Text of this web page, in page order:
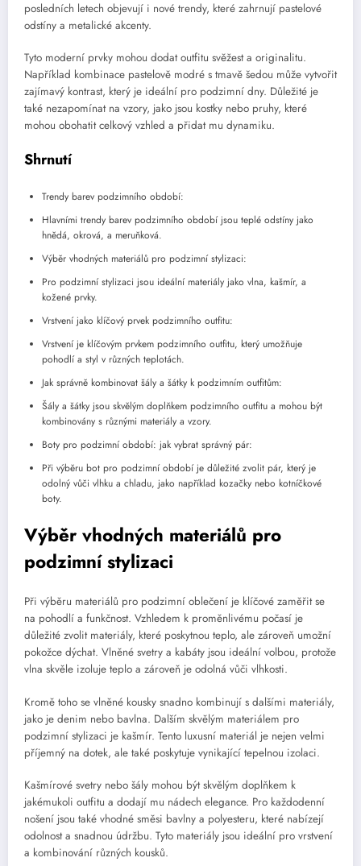
posledních letech objevují i nové trendy, které zahrnují pastelové
odstíny a metalické akcenty.
Tyto moderní prvky mohou dodat outfitu svěžest a originalitu.
Například kombinace pastelově modré s tmavě šedou může vytvořit
zajímavý kontrast, který je ideální pro podzimní dny. Důležité je
také nezapomínat na vzory, jako jsou kostky nebo pruhy, které
mohou obohatit celkový vzhled a přidat mu dynamiku.
Shrnutí
Trendy barev podzimního období:
Hlavními trendy barev podzimního období jsou teplé odstíny jako
hnědá, okrová, a meruňková.
Výběr vhodných materiálů pro podzimní stylizaci:
Pro podzimní stylizaci jsou ideální materiály jako vlna, kašmír, a
kožené prvky.
Vrstvení jako klíčový prvek podzimního outfitu:
Vrstvení je klíčovým prvkem podzimního outfitu, který umožňuje
pohodlí a styl v různých teplotách.
Jak správně kombinovat šály a šátky k podzimním outfitům:
Šály a šátky jsou skvělým doplňkem podzimního outfitu a mohou být
kombinovány s různými materiály a vzory.
Boty pro podzimní období: jak vybrat správný pár:
Při výběru bot pro podzimní období je důležité zvolit pár, který je
odolný vůči vlhku a chladu, jako například kozačky nebo kotníčkové
boty.
Výběr vhodných materiálů pro
podzimní stylizaci
Při výběru materiálů pro podzimní oblečení je klíčové zaměřit se
na pohodlí a funkčnost. Vzhledem k proměnlivému počasí je
důležité zvolit materiály, které poskytnou teplo, ale zároveň umožní
pokožce dýchat. Vlněné svetry a kabáty jsou ideální volbou, protože
vlna skvěle izoluje teplo a zároveň je odolná vůči vlhkosti.
Kromě toho se vlněné kousky snadno kombinují s dalšími materiály,
jako je denim nebo bavlna. Dalším skvělým materiálem pro
podzimní stylizaci je kašmír. Tento luxusní materiál je nejen velmi
příjemný na dotek, ale také poskytuje vynikající tepelnou izolaci.
Kašmírové svetry nebo šály mohou být skvělým doplňkem k
jakémukoli outfitu a dodají mu nádech elegance. Pro každodenní
nošení jsou také vhodné směsi bavlny a polyesteru, které nabízejí
odolnost a snadnou údržbu. Tyto materiály jsou ideální pro vrstvení
a kombinování různých kousků.